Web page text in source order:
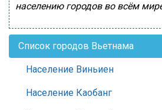
населению городов во всём
Список городов Вьетнама
Население Виньиен
Население Каобанг